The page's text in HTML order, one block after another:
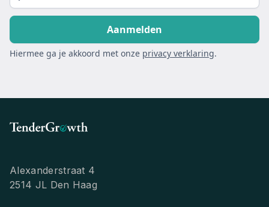
Hiermee ga je akkoord met onze privacy verklaring.
Alexanderstraat 4
2514 JL Den Haag